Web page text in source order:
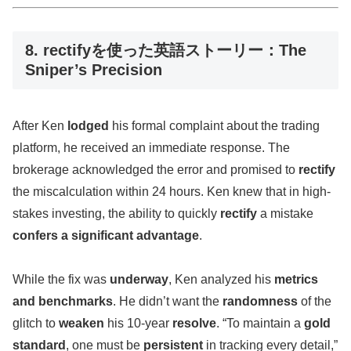
8. rectifyを使った英語ストーリー：The
Sniper’s Precision
After Ken lodged his formal complaint about the trading
platform, he received an immediate response. The
brokerage acknowledged the error and promised to rectify
the miscalculation within 24 hours. Ken knew that in high-
stakes investing, the ability to quickly rectify a mistake
confers a significant advantage.
While the fix was underway, Ken analyzed his metrics
and benchmarks. He didn’t want the randomness of the
glitch to weaken his 10-year resolve. “To maintain a gold
standard , one must be persistent in tracking every detail,”